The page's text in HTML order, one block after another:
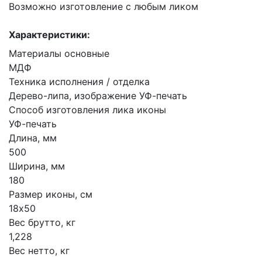
Возможно изготовление с любым ликом
Характеристики:
Материалы основные
МДФ
Техника исполнения / отделка
Дерево-липа, изображение УФ-печать
Способ изготовления лика иконы
УФ-печать
Длина, мм
500
Ширина, мм
180
Размер иконы, см
18х50
Вес брутто, кг
1,228
Вес нетто, кг